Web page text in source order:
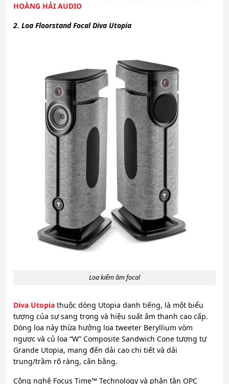
HOÀNG HẢI AUDIO
2. Loa Floorstand Focal Diva Utopia
Loa kiểm âm focal
Diva Utopia thuộc dòng Utopia danh tiếng, là một biểu
tượng của sự sang trọng và hiệu suất âm thanh cao cấp.
Dòng loa này thừa hưởng loa tweeter Beryllium vòm
ngược và củ loa “W” Composite Sandwich Cone tương tự
Grande Utopia, mang đến dải cao chi tiết và dải
trung/trầm rõ ràng, cân bằng.
Công nghệ Focus Time™ Technology và phân tần OPC